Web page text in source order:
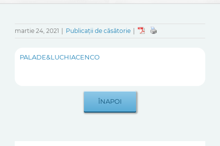
martie 24, 2021 Publicații de căsătorie
PALADE&LUCHIACENCO